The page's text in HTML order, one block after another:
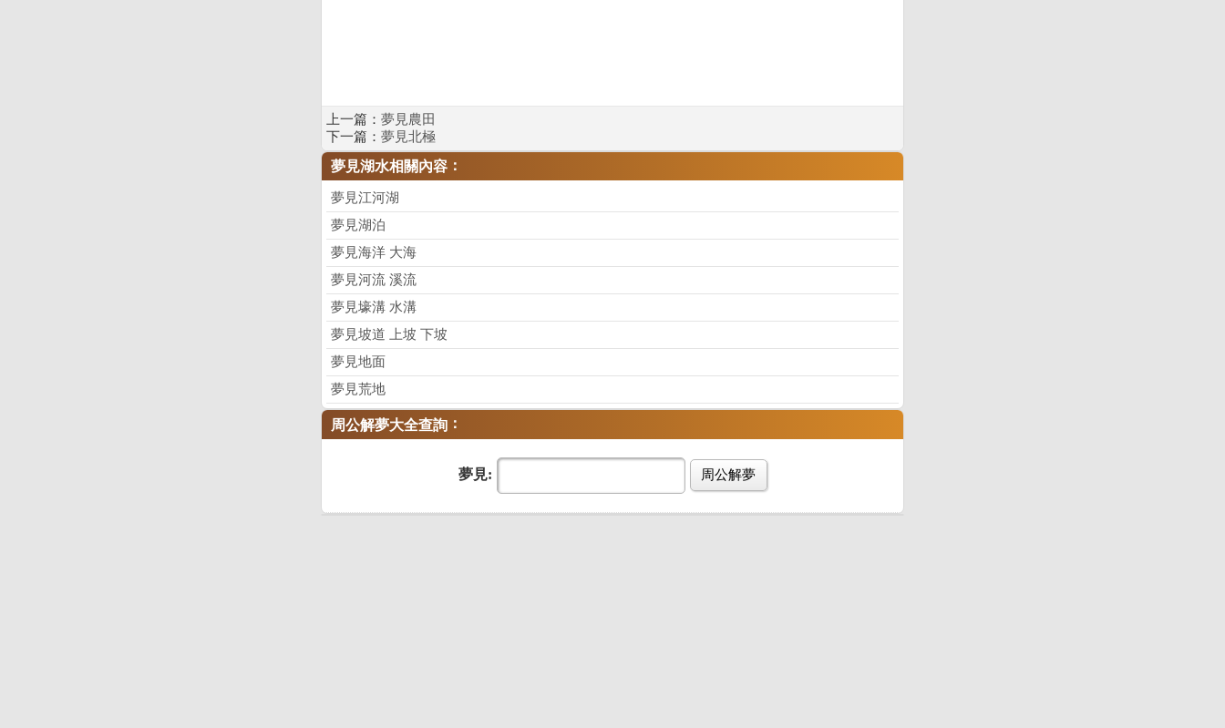
上一篇： 夢見農田
下一篇： 夢見北極
夢見湖水相關內容 ：
夢見江河湖
夢見湖泊
夢見海洋 大海
夢見河流 溪流
夢見壕溝 水溝
夢見坡道 上坡 下坡
夢見地面
夢見荒地
周公解夢大全查詢 ：
夢見: 周公解夢